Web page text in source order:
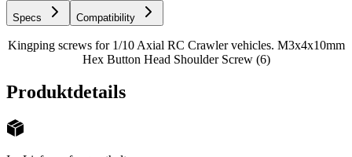
Specs Compatibility
Kingping screws for 1/10 Axial RC Crawler vehicles. M3x4x10mm
Hex Button Head Shoulder Screw (6)
Produktdetails